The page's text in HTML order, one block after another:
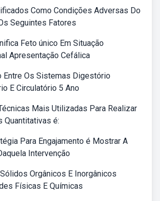
Como Condições Adversas Do
Seguintes Fatores
Feto único Em Situação
Apresentação Cefálica
Entre Os Sistemas Digestório
E Circulatório 5 Ano
Mais Utilizadas Para Realizar
Quantitativas é:
Para Engajamento é Mostrar A
Intervenção
Orgânicos E Inorgânicos
Físicas E Químicas